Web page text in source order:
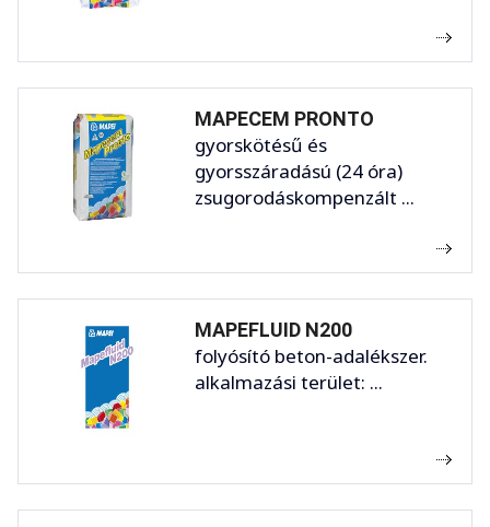
MAPECEM PRONTO
gyorskötésű és
gyorsszáradású (24 óra)
zsugorodáskompenzált ...
MAPEFLUID N200
folyósító beton-adalékszer.
alkalmazási terület: ...